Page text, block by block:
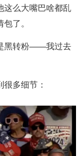
这么大嘴巴啥都乱
了。
黑转粉——我过去
多细节：